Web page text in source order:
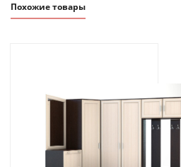
Похожие товары